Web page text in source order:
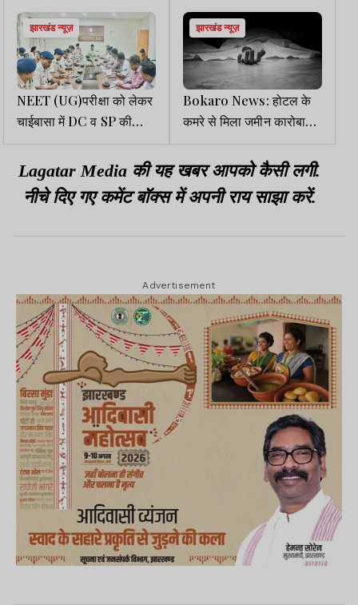
झारखंड न्यूज़
NEET (UG)परीक्षा को लेकर
चाईबासा में DC व SP की
समीक्षा बैठक
झारखंड न्यूज़
Bokaro News: होटल के
कमरे से मिला जमीन कारोबारी
का शव
Lagatar Media की यह खबर आपको कैसी लगी.
नीचे दिए गए कमेंट बॉक्स में अपनी राय साझा करें.
Advertisement